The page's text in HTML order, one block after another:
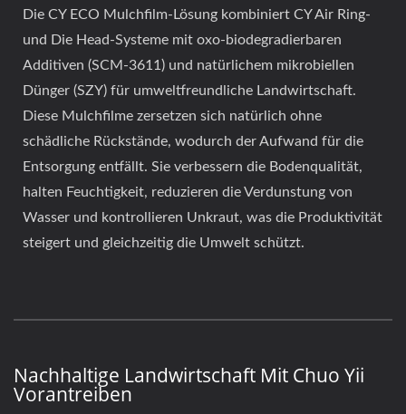
Die CY ECO Mulchfilm-Lösung kombiniert CY Air Ring-
und Die Head-Systeme mit oxo-biodegradierbaren
Additiven (SCM-3611) und natürlichem mikrobiellen
Dünger (SZY) für umweltfreundliche Landwirtschaft.
Diese Mulchfilme zersetzen sich natürlich ohne
schädliche Rückstände, wodurch der Aufwand für die
Entsorgung entfällt. Sie verbessern die Bodenqualität,
halten Feuchtigkeit, reduzieren die Verdunstung von
Wasser und kontrollieren Unkraut, was die Produktivität
steigert und gleichzeitig die Umwelt schützt.
Nachhaltige Landwirtschaft Mit Chuo Yii
Vorantreiben